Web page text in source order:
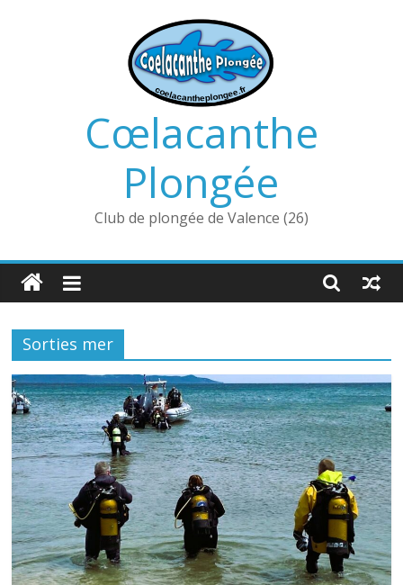
Cœlacanthe
Plongée
Club de plongée de Valence (26)
Sorties mer